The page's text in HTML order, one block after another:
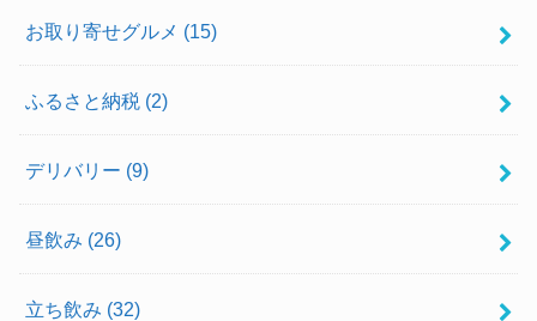
お取り寄せグルメ (15)
ふるさと納税 (2)
デリバリー (9)
昼飲み (26)
立ち飲み (32)